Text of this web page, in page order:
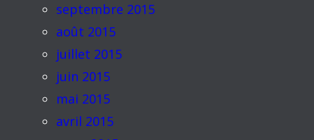
septembre 2015
août 2015
juillet 2015
juin 2015
mai 2015
avril 2015